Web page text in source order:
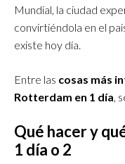
Mundial, la ciudad
convirtiéndola en el
existe hoy día.
Entre las cosas más
Rotterdam en 1 día,
Qué hacer y
1 día o 2